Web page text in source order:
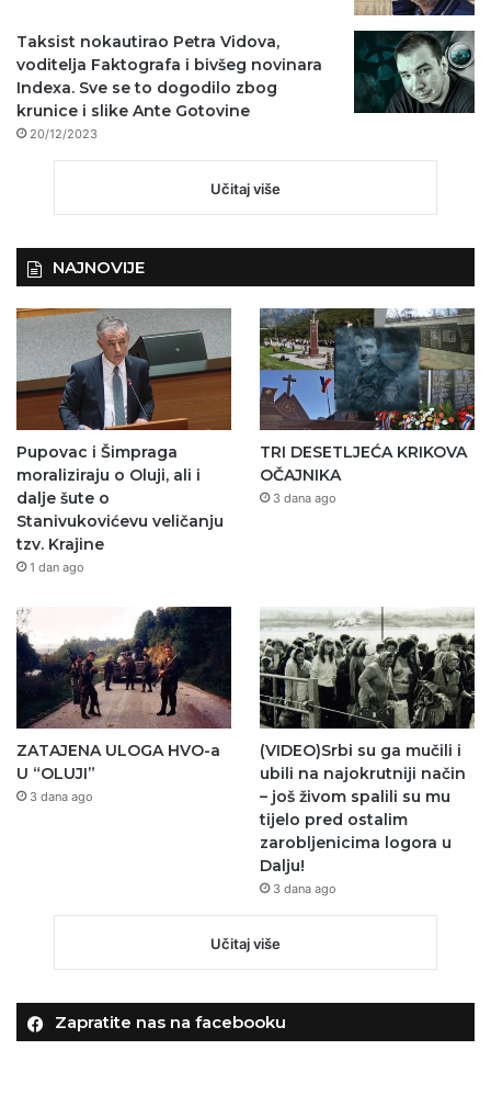
Taksist nokautirao Petra Vidova,
voditelja Faktografa i bivšeg novinara
Indexa. Sve se to dogodilo zbog
krunice i slike Ante Gotovine
20/12/2023
Učitaj više
NAJNOVIJE
Pupovac i Šimpraga
moraliziraju o Oluji, ali i
dalje šute o
Stanivukovićevu veličanju
tzv. Krajine
1 dan ago
TRI DESETLJEĆA KRIKOVA
OČAJNIKA
3 dana ago
ZATAJENA ULOGA HVO-a
U “OLUJI”
3 dana ago
(VIDEO)Srbi su ga mučili i
ubili na najokrutniji način
– još živom spalili su mu
tijelo pred ostalim
zarobljenicima logora u
Dalju!
3 dana ago
Učitaj više
Zapratite nas na facebooku